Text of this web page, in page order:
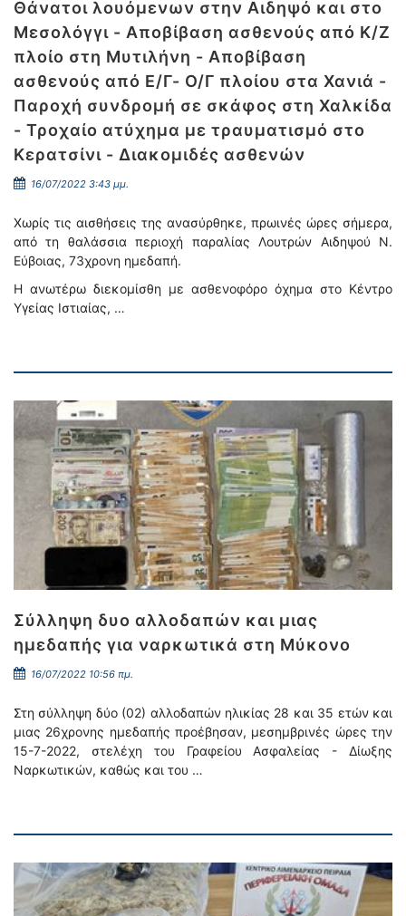
Θάνατοι λουόμενων στην Αιδηψό και στο
Μεσολόγγι - Αποβίβαση ασθενούς από Κ/Ζ
πλοίο στη Μυτιλήνη - Αποβίβαση
ασθενούς από Ε/Γ- Ο/Γ πλοίου στα Χανιά -
Παροχή συνδρομή σε σκάφος στη Χαλκίδα
- Τροχαίο ατύχημα με τραυματισμό στο
Κερατσίνι - Διακομιδές ασθενών
16/07/2022 3:43 μμ.
Χωρίς τις αισθήσεις της ανασύρθηκε, πρωινές ώρες σήμερα,
από τη θαλάσσια περιοχή παραλίας Λουτρών Αιδηψού Ν.
Εύβοιας, 73χρονη ημεδαπή.
Η ανωτέρω διεκομίσθη με ασθενοφόρο όχημα στο Κέντρο
Υγείας Ιστιαίας, …
Σύλληψη δυο αλλοδαπών και μιας
ημεδαπής για ναρκωτικά στη Μύκονο
16/07/2022 10:56 πμ.
Στη σύλληψη δύο (02) αλλοδαπών ηλικίας 28 και 35 ετών και
μιας 26χρονης ημεδαπής προέβησαν, μεσημβρινές ώρες την
15-7-2022, στελέχη του Γραφείου Ασφαλείας - Δίωξης
Ναρκωτικών, καθώς και του …